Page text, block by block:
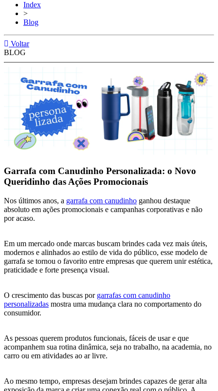
Index
>
Blog
Voltar
BLOG
Garrafa com Canudinho Personalizada: o Novo
Queridinho das Ações Promocionais
Nos últimos anos, a garrafa com canudinho ganhou destaque
absoluto em ações promocionais e campanhas corporativas e não
por acaso.
Em um mercado onde marcas buscam brindes cada vez mais úteis,
modernos e alinhados ao estilo de vida do público, esse modelo de
garrafa se tornou o favorito entre empresas que querem unir estética,
praticidade e forte presença visual.
O crescimento das buscas por garrafas com canudinho
personalizadas mostra uma mudança clara no comportamento do
consumidor.
As pessoas querem produtos funcionais, fáceis de usar e que
acompanhem sua rotina dinâmica, seja no trabalho, na academia, no
carro ou em atividades ao ar livre.
Ao mesmo tempo, empresas desejam brindes capazes de gerar alta